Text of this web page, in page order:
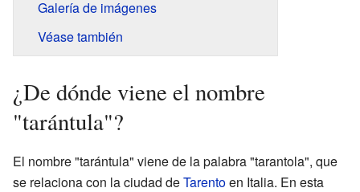
Galería de imágenes
Véase también
¿De dónde viene el nombre
"tarántula"?
El nombre "tarántula" viene de la palabra "tarantola", que
se relaciona con la ciudad deTarentoen Italia. En esta